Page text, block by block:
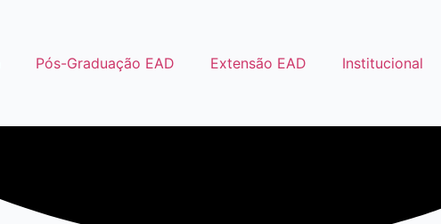
Pós-Graduação EAD Extensão EAD Institucional